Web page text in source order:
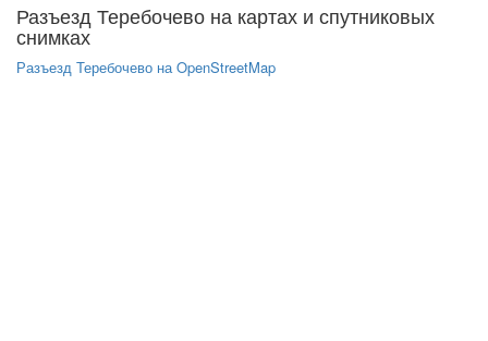
Разъезд Теребочево на картах и спутниковых
снимках
Разъезд Теребочево на OpenStreetMap